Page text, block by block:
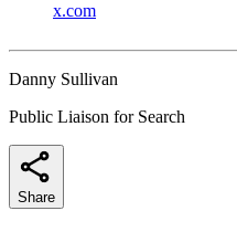
x.com
Danny Sullivan
Public Liaison for Search
Share